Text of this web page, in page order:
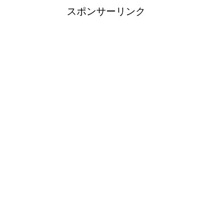
スポンサーリンク